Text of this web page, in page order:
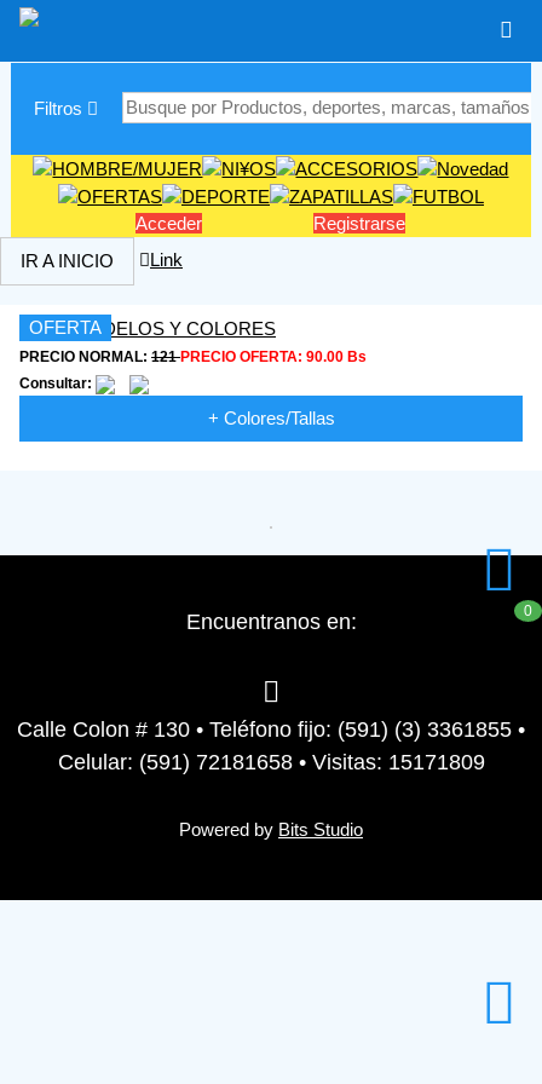
Filtros
Acceder
Registrarse
IR A INICIO
Link
OFERTA
PRECIO NORMAL: 121PRECIO OFERTA: 90.00 Bs
Consultar:
+ Colores/Tallas
0
Encuentranos en:
Calle Colon # 130 • Teléfono fijo: (591) (3) 3361855 •
Celular: (591) 72181658 • Visitas: 15171809
Powered by Bits Studio